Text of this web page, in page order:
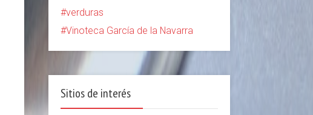
verduras
Vinoteca García de la Navarra
Sitios de interés